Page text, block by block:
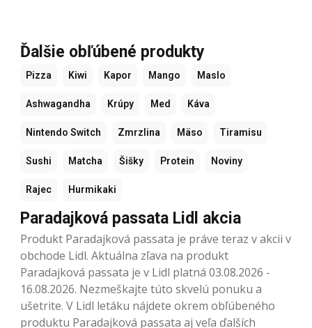
Ďalšie obľúbené produkty
Pizza Kiwi Kapor Mango Maslo
Ashwagandha Krúpy Med Káva
Nintendo Switch Zmrzlina Mäso Tiramisu
Sushi Matcha Šišky Protein Noviny
Rajec Hurmikaki
Paradajková passata Lidl akcia
Produkt Paradajková passata je práve teraz v akcii v
obchode Lidl. Aktuálna zľava na produkt
Paradajková passata je v Lidl platná 03.08.2026 -
16.08.2026. Nezmeškajte túto skvelú ponuku a
ušetrite. V Lidl letáku nájdete okrem obľúbeného
produktu Paradajková passata aj veľa ďalších